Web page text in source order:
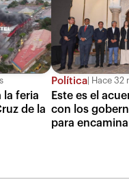
la feria
de la
Política Hace 32
Este es el
con los
para